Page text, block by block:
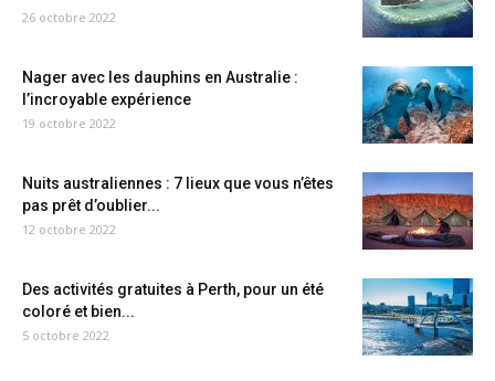
26 octobre 2022
Nager avec les dauphins en Australie :
l’incroyable expérience
19 octobre 2022
Nuits australiennes : 7 lieux que vous n’êtes
pas prêt d’oublier...
12 octobre 2022
Des activités gratuites à Perth, pour un été
coloré et bien...
5 octobre 2022